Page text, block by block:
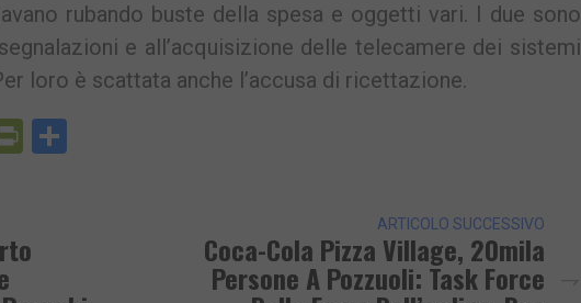
rubando buste della spesa e oggetti vari. I due sono
e all’acquisizione delle telecamere dei sistemi
loro è scattata anche l’accusa di ricettazione.
PrintFriendly
ARTICOLO SUCCESSIVO
Coca-Cola Pizza Village, 20mila
Persone A Pozzuoli: Task Force